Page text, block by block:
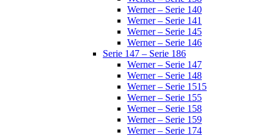
Werner – Serie 140
Werner – Serie 141
Werner – Serie 145
Werner – Serie 146
Serie 147 – Serie 186
Werner – Serie 147
Werner – Serie 148
Werner – Serie 1515
Werner – Serie 155
Werner – Serie 158
Werner – Serie 159
Werner – Serie 174